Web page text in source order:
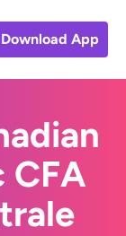
Download App
CFA